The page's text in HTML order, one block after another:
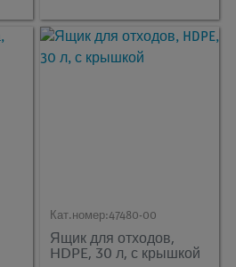
Кат.номер:47480-00
Ящик для отходов,
HDPE, 30 л, с крышкой